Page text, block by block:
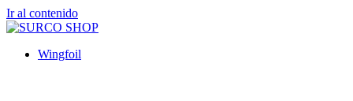
Ir al contenido
Wingfoil